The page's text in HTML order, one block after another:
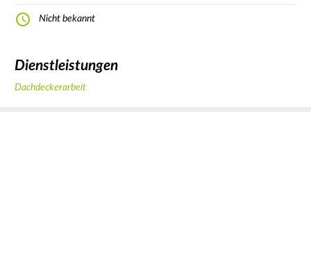
Nicht bekannt
Dienstleistungen
Dachdeckerarbeit